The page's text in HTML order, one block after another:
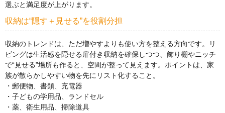
選ぶと満足度が上がります。
収納は“隠す＋見せる”を役割分担
収納のトレンドは、ただ増やすよりも使い方を整える方向です。リ
ビングは生活感を隠せる扉付き収納を確保しつつ、飾り棚やニッチ
で“見せる”場所も作ると、空間が整って見えます。ポイントは、家
族が散らかしやすい物を先にリスト化すること。
・郵便物、書類、充電器
・子どもの学用品、ランドセル
・薬、衛生用品、掃除道具